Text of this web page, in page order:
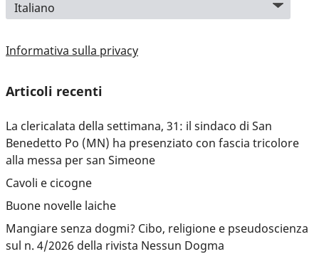
Informativa sulla privacy
Articoli recenti
La clericalata della settimana, 31: il sindaco di San
Benedetto Po (MN) ha presenziato con fascia tricolore
alla messa per san Simeone
Cavoli e cicogne
Buone novelle laiche
Mangiare senza dogmi? Cibo, religione e pseudoscienza
sul n. 4/2026 della rivista Nessun Dogma